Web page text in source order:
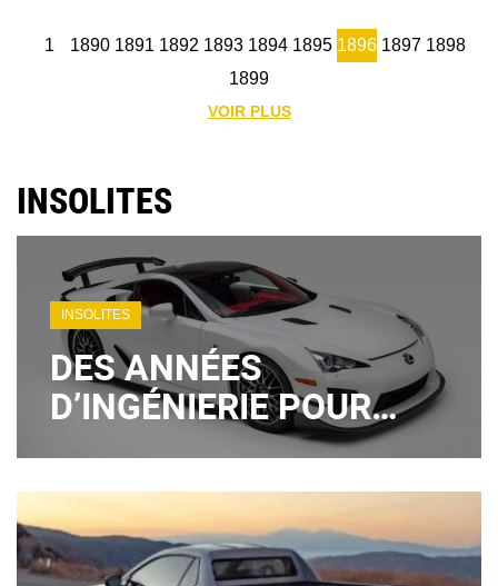
1 1890 1891 1892 1893 1894 1895 1896 1897 1898
1899
VOIR PLUS
INSOLITES
INSOLITES
DES ANNÉES
D’INGÉNIERIE POUR
FINIR ENFERMÉE AU
GARAGE : LE PARADOXE
DE LA LEXUS LFA
NÜRBURGRING